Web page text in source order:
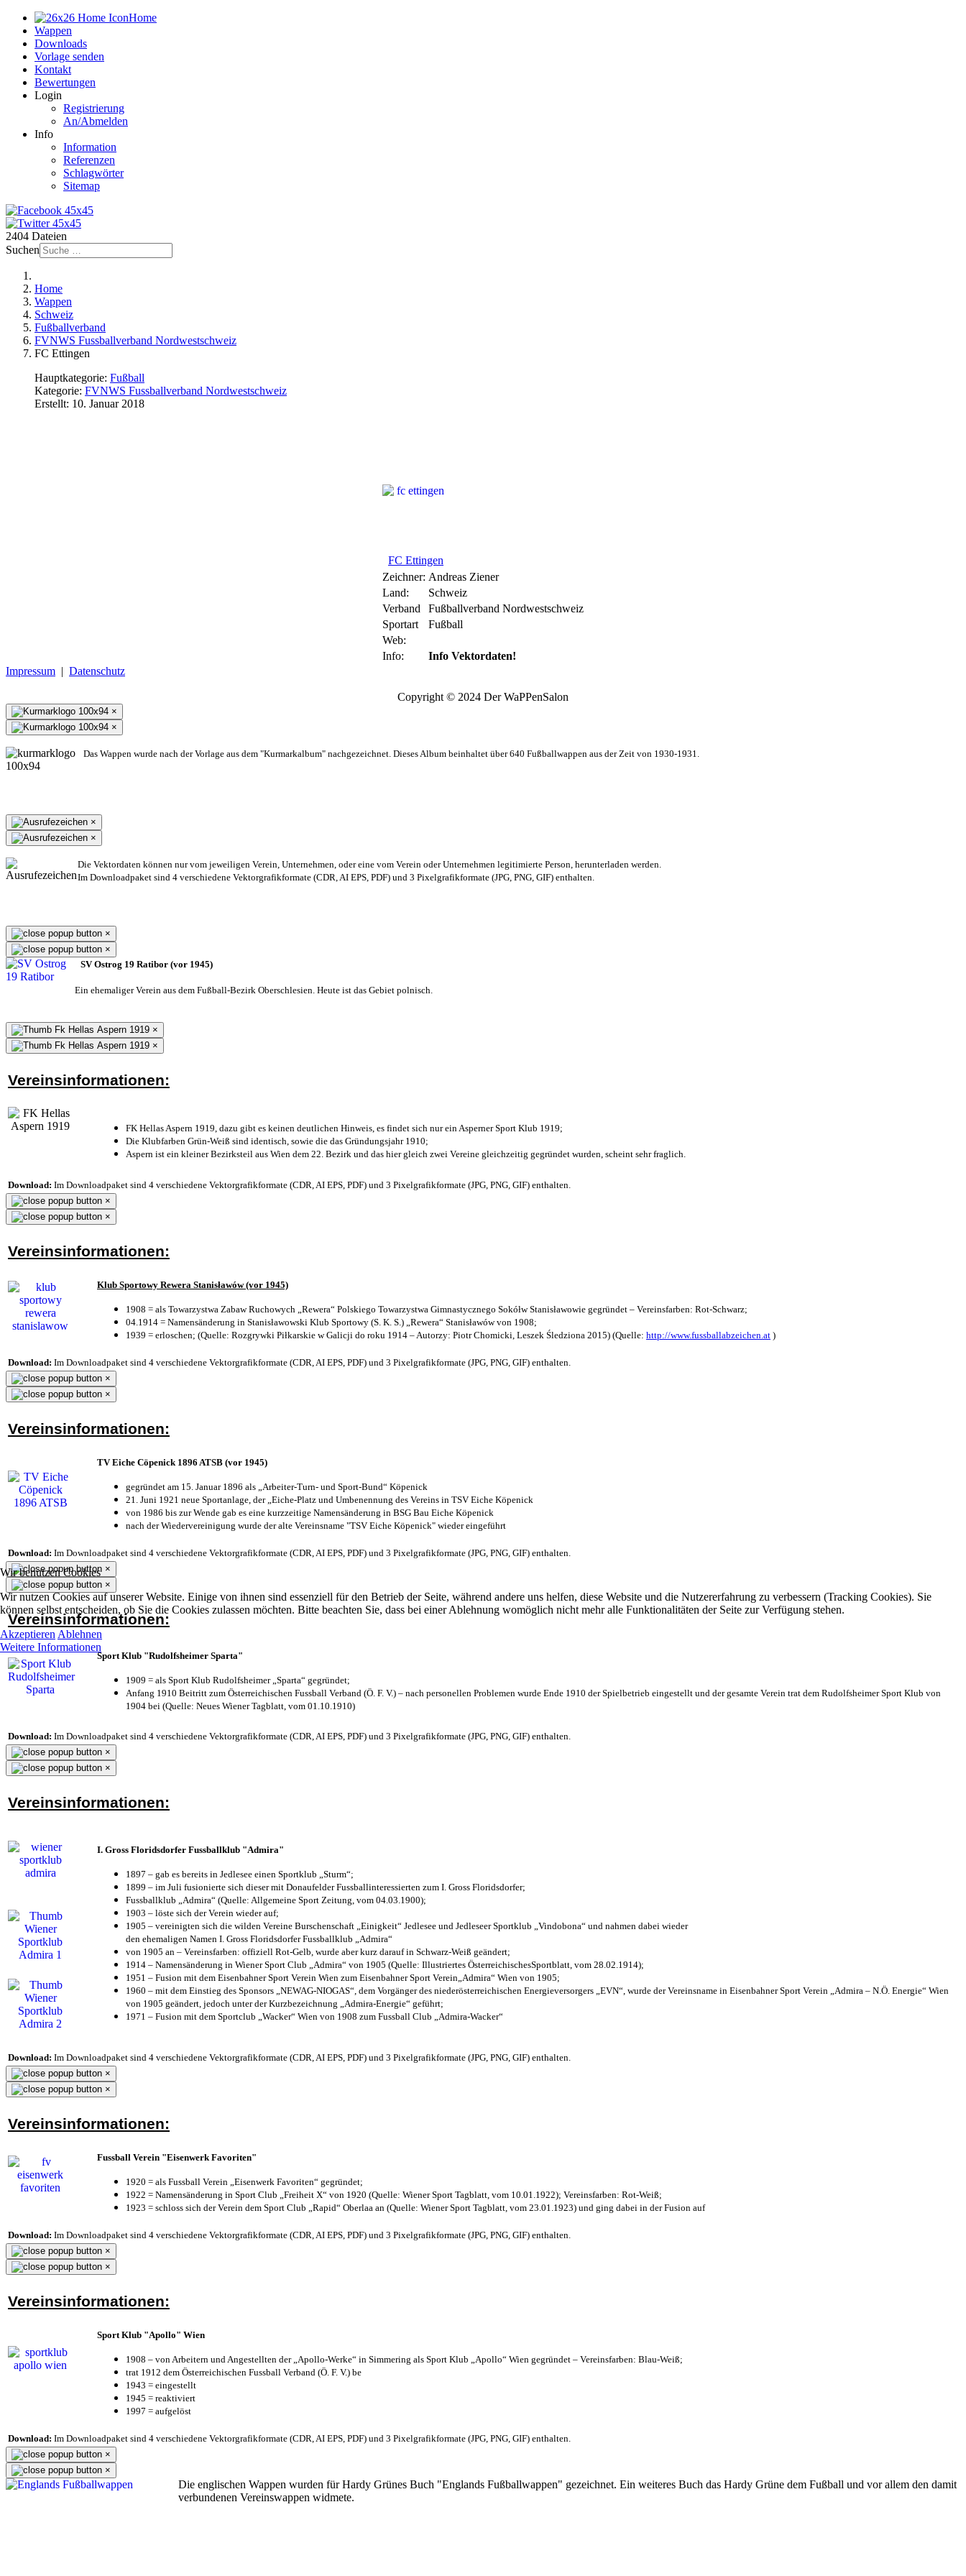
Home
Wappen
Downloads
Vorlage senden
Kontakt
Bewertungen
Login
Registrierung
An/Abmelden
Info
Information
Referenzen
Schlagwörter
Sitemap
2404 Dateien
Suchen
Home
Wappen
Schweiz
Fußballverband
FVNWS Fussballverband Nordwestschweiz
FC Ettingen
Hauptkategorie: Fußball
Kategorie: FVNWS Fussballverband Nordwestschweiz
Erstellt: 10. Januar 2018
FC Ettingen
Zeichner: Andreas Ziener
Land:
Schweiz
Verband
Fußballverband Nordwestschweiz
Sportart
Fußball
Web:
Info:
Info Vektordaten!
Impressum | Datenschutz
Copyright © 2024 Der WaPPenSalon
Wir benutzen Cookies
Wir nutzen Cookies auf unserer Website. Einige von ihnen sind essenziell für den Betrieb der Seite, während andere uns helfen, diese Website und die Nutzererfahrung zu verbessern (Tracking Cookies). Sie
können selbst entscheiden, ob Sie die Cookies zulassen möchten. Bitte beachten Sie, dass bei einer Ablehnung womöglich nicht mehr alle Funktionalitäten der Seite zur Verfügung stehen.
Akzeptieren Ablehnen
Weitere Informationen
×
×
Das Wappen wurde nach der Vorlage aus dem "Kurmarkalbum" nachgezeichnet. Dieses Album beinhaltet über 640 Fußballwappen aus der Zeit von 1930-1931.
×
×
Die Vektordaten können nur vom jeweiligen Verein, Unternehmen, oder eine vom Verein oder Unternehmen legitimierte Person, herunterladen werden.
Im Downloadpaket sind 4 verschiedene Vektorgrafikformate (CDR, AI EPS, PDF) und 3 Pixelgrafikformate (JPG, PNG, GIF) enthalten.
×
×
SV Ostrog 19 Ratibor (vor 1945)
Ein ehemaliger Verein aus dem Fußball-Bezirk Oberschlesien. Heute ist das Gebiet polnisch.
×
×
Vereinsinformationen:
FK Hellas Aspern 1919, dazu gibt es keinen deutlichen Hinweis, es findet sich nur ein Asperner Sport Klub 1919;
Die Klubfarben Grün-Weiß sind identisch, sowie die das Gründungsjahr 1910;
Aspern ist ein kleiner Bezirksteil aus Wien dem 22. Bezirk und das hier gleich zwei Vereine gleichzeitig gegründet wurden, scheint sehr fraglich.
Download: Im Downloadpaket sind 4 verschiedene Vektorgrafikformate (CDR, AI EPS, PDF) und 3 Pixelgrafikformate (JPG, PNG, GIF) enthalten.
×
×
Vereinsinformationen:
Klub Sportowy Rewera Stanisławów (vor 1945)
1908 = als Towarzystwa Zabaw Ruchowych „Rewera“ Polskiego Towarzystwa Gimnastycznego Sokółw Stanisławowie gegründet – Vereinsfarben: Rot-Schwarz;
04.1914 = Namensänderung in Stanisławowski Klub Sportowy (S. K. S.) „Rewera“ Stanisławów von 1908;
1939 = erloschen; (Quelle: Rozgrywki Piłkarskie w Galicji do roku 1914 – Autorzy: Piotr Chomicki, Leszek Śledziona 2015) (Quelle: http://www.fussballabzeichen.at )
Download: Im Downloadpaket sind 4 verschiedene Vektorgrafikformate (CDR, AI EPS, PDF) und 3 Pixelgrafikformate (JPG, PNG, GIF) enthalten.
×
×
Vereinsinformationen:
TV Eiche Cöpenick 1896 ATSB (vor 1945)
gegründet am 15. Januar 1896 als „Arbeiter-Turn- und Sport-Bund“ Köpenick
21. Juni 1921 neue Sportanlage, der „Eiche-Platz und Umbenennung des Vereins in TSV Eiche Köpenick
von 1986 bis zur Wende gab es eine kurzzeitige Namensänderung in BSG Bau Eiche Köpenick
nach der Wiedervereinigung wurde der alte Vereinsname "TSV Eiche Köpenick" wieder eingeführt
Download: Im Downloadpaket sind 4 verschiedene Vektorgrafikformate (CDR, AI EPS, PDF) und 3 Pixelgrafikformate (JPG, PNG, GIF) enthalten.
×
×
Vereinsinformationen:
Sport Klub "Rudolfsheimer Sparta"
1909 = als Sport Klub Rudolfsheimer „Sparta“ gegründet;
Anfang 1910 Beitritt zum Österreichischen Fussball Verband (Ö. F. V.) – nach personellen Problemen wurde Ende 1910 der Spielbetrieb eingestellt und der gesamte Verein trat dem Rudolfsheimer Sport Klub von
1904 bei (Quelle: Neues Wiener Tagblatt, vom 01.10.1910)
Download: Im Downloadpaket sind 4 verschiedene Vektorgrafikformate (CDR, AI EPS, PDF) und 3 Pixelgrafikformate (JPG, PNG, GIF) enthalten.
×
×
Vereinsinformationen:
I. Gross Floridsdorfer Fussballklub "Admira"
1897 – gab es bereits in Jedlesee einen Sportklub „Sturm“;
1899 – im Juli fusionierte sich dieser mit Donaufelder Fussballinteressierten zum I. Gross Floridsdorfer;
Fussballklub „Admira“ (Quelle: Allgemeine Sport Zeitung, vom 04.03.1900);
1903 – löste sich der Verein wieder auf;
1905 – vereinigten sich die wilden Vereine Burschenschaft „Einigkeit“ Jedlesee und Jedleseer Sportklub „Vindobona“ und nahmen dabei wieder
den ehemaligen Namen I. Gross Floridsdorfer Fussballklub „Admira“
von 1905 an – Vereinsfarben: offiziell Rot-Gelb, wurde aber kurz darauf in Schwarz-Weiß geändert;
1914 – Namensänderung in Wiener Sport Club „Admira“ von 1905 (Quelle: Illustriertes ÖsterreichischesSportblatt, vom 28.02.1914);
1951 – Fusion mit dem Eisenbahner Sport Verein Wien zum Eisenbahner Sport Verein„Admira“ Wien von 1905;
1960 – mit dem Einstieg des Sponsors „NEWAG-NIOGAS“, dem Vorgänger des niederösterreichischen Energieversorgers „EVN“, wurde der Vereinsname in Eisenbahner Sport Verein „Admira – N.Ö. Energie“ Wien
von 1905 geändert, jedoch unter der Kurzbezeichnung „Admira-Energie“ geführt;
1971 – Fusion mit dem Sportclub „Wacker“ Wien von 1908 zum Fussball Club „Admira-Wacker“
Download: Im Downloadpaket sind 4 verschiedene Vektorgrafikformate (CDR, AI EPS, PDF) und 3 Pixelgrafikformate (JPG, PNG, GIF) enthalten.
×
×
Vereinsinformationen:
Fussball Verein "Eisenwerk Favoriten"
1920 = als Fussball Verein „Eisenwerk Favoriten“ gegründet;
1922 = Namensänderung in Sport Club „Freiheit X“ von 1920 (Quelle: Wiener Sport Tagblatt, vom 10.01.1922); Vereinsfarben: Rot-Weiß;
1923 = schloss sich der Verein dem Sport Club „Rapid“ Oberlaa an (Quelle: Wiener Sport Tagblatt, vom 23.01.1923) und ging dabei in der Fusion auf
Download: Im Downloadpaket sind 4 verschiedene Vektorgrafikformate (CDR, AI EPS, PDF) und 3 Pixelgrafikformate (JPG, PNG, GIF) enthalten.
×
×
Vereinsinformationen:
Sport Klub "Apollo" Wien
1908 – von Arbeitern und Angestellten der „Apollo-Werke“ in Simmering als Sport Klub „Apollo“ Wien gegründet – Vereinsfarben: Blau-Weiß;
trat 1912 dem Österreichischen Fussball Verband (Ö. F. V.) be
1943 = eingestellt
1945 = reaktiviert
1997 = aufgelöst
Download: Im Downloadpaket sind 4 verschiedene Vektorgrafikformate (CDR, AI EPS, PDF) und 3 Pixelgrafikformate (JPG, PNG, GIF) enthalten.
×
×
Die englischen Wappen wurden für Hardy Grünes Buch "Englands Fußballwappen" gezeichnet. Ein weiteres Buch das Hardy Grüne dem Fußball und vor allem den damit
verbundenen Vereinswappen widmete.